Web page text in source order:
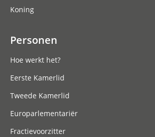
Koning
Personen
Hoe werkt het?
Eerste Kamerlid
Tweede Kamerlid
Europarlementariër
Fractievoorzitter